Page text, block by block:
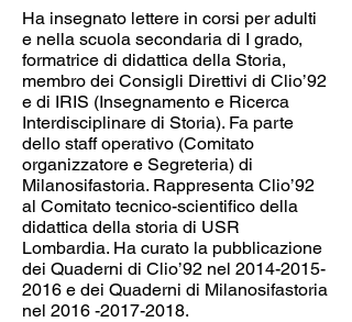
Ha insegnato lettere in corsi per adulti
e nella scuola secondaria di I grado,
formatrice di didattica della Storia,
membro dei Consigli Direttivi di Clio’92
e di IRIS (Insegnamento e Ricerca
Interdisciplinare di Storia). Fa parte
dello staff operativo (Comitato
organizzatore e Segreteria) di
Milanosifastoria. Rappre­senta Clio’92
al Comitato tecnico-scientifico della
didattica della storia di USR
Lombardia. Ha curato la pubblicazione
dei Quaderni di Clio’92 nel 2014-2015-
2016 e dei Quaderni di Milanosifastoria
nel 2016 -2017-2018.